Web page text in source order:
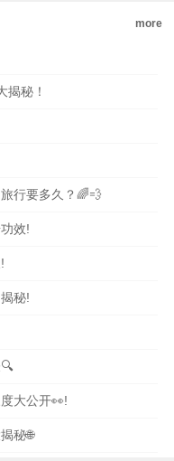
more
揭秘！
行要多久？🌈💨
效!
秘!
大公开👀!
秘🌐